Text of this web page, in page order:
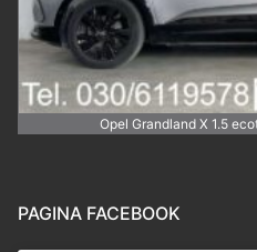
Opel Grandland X 1.5
PAGINA FACEBOOK